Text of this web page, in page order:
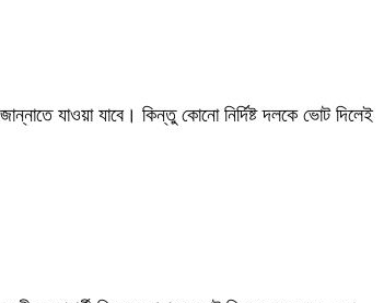
যাওয়া যাবে। কিন্তু কোনো নির্দিষ্ট দলকে ভোট দিলেই